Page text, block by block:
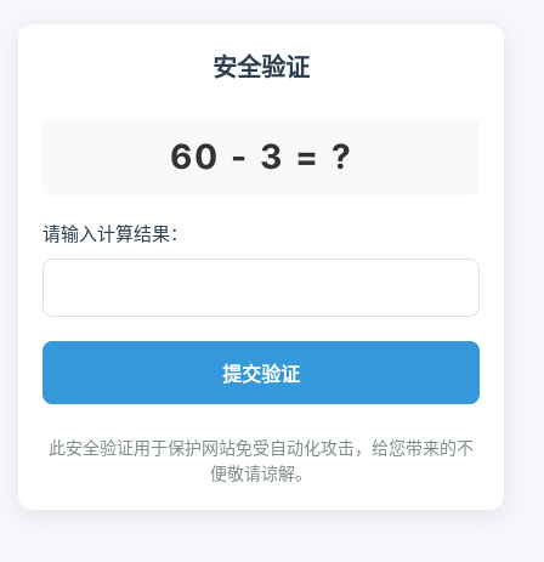
安全验证
60 - 3 = ?
请输入计算结果：
提交验证
此安全验证用于保护网站免受自动化攻击，给您带来的不
便敬请谅解。